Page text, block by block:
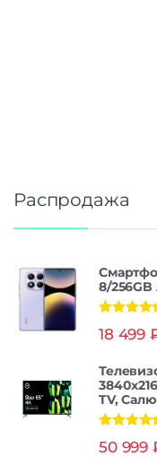
Распродажа
8/
из 5
18 499
TV,
из 5
50 999